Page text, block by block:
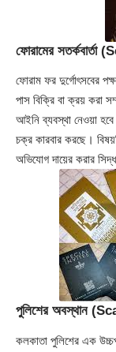
ফোরামের
ফোরাম ফর দুর্গোৎসবের
পাস বিক্রি বা ক্রয় করা
আইনি ব্যবস্থা নেওয়া
চক্র কারবার করছে।
অভিযোগ দায়ের করার
পুলিশের অবস্থান
কলকাতা পুলিশের এক